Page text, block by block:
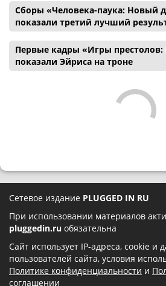
Сборы «Человека-паука: Новый
показали третий лучший
Первые кадры «Игры
показали Эйриса на троне
Сетевое издание PLUGGED IN RU
При использовании материалов
pluggedin.ru обязательна
Сайт использует IP-адреса, cookie и
пользователей сайта, условия
Политике конфиденциальности и
соглашении